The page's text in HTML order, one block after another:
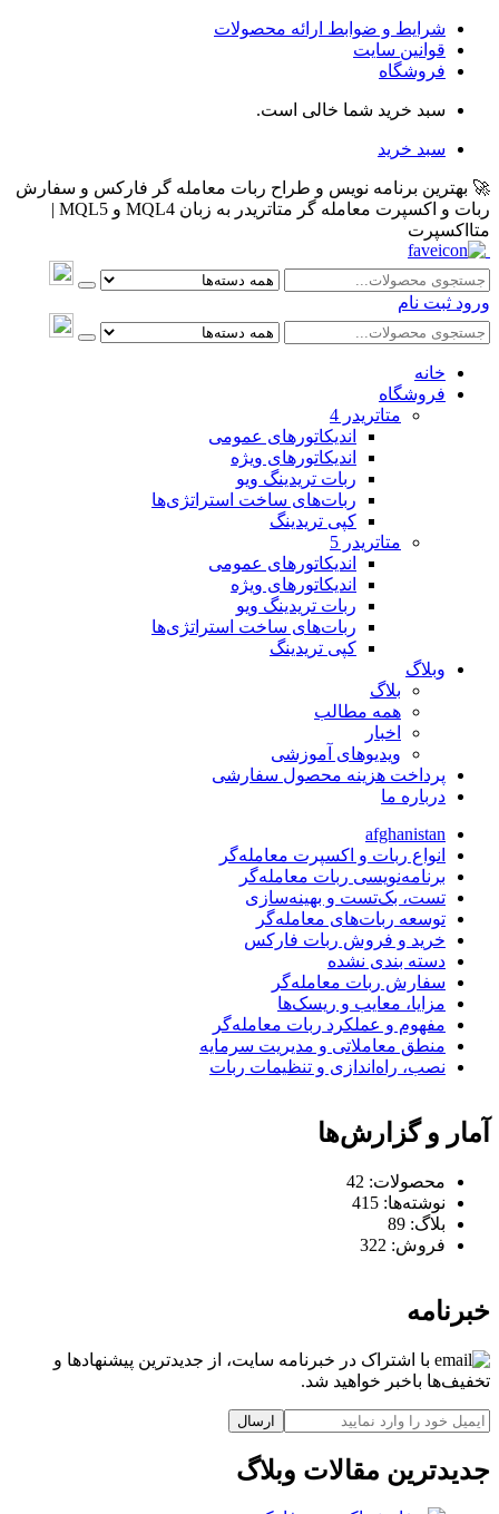
شرایط و ضوابط ارائه محصولات
قوانین سایت
فروشگاه
سبد خرید شما خالی است.
سبد خرید
🚀 بهترین برنامه نویس و طراح ربات معامله گر فارکس و سفارش
ربات و اکسپرت معامله گر متاتریدر به زبان MQL4 و MQL5 |
متااکسپرت
ورود ثبت نام
خانه
فروشگاه
متاتريدر 4
اندیکاتورهای عمومی
اندیکاتورهای ویژه
ربات تریدینگ ویو
ربات‌های ساخت استراتژی‌ها
کپی تریدینگ
متاتريدر 5
اندیکاتورهای عمومی
اندیکاتورهای ویژه
ربات تریدینگ ویو
ربات‌های ساخت استراتژی‌ها
کپی تریدینگ
وبلاگ
بلاگ
همه مطالب
اخبار
ویدیوهای آموزشی
پرداخت هزینه محصول سفارشی
درباره ما
afghanistan
انواع ربات و اکسپرت معامله‌گر
برنامه‌نویسی ربات معامله‌گر
تست، بک‌تست و بهینه‌سازی
توسعه ربات‌های معامله‌گر
خرید و فروش ربات فارکس
دسته بندی نشده
سفارش ربات معامله‌گر
مزایا، معایب و ریسک‌ها
مفهوم و عملکرد ربات معامله‌گر
منطق معاملاتی و مدیریت سرمایه
نصب، راه‌اندازی و تنظیمات ربات
آمار و گزارش‌ها
محصولات: 42
نوشته‌ها: 415
بلاگ: 89
فروش: 322
خبرنامه
با اشتراک در خبرنامه سایت، از جدیدترین پیشنهادها و
تخفیف‌ها باخبر خواهید شد.
ارسال
جدیدترین مقالات وبلاگ